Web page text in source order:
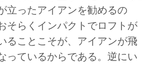
立ったアイアンを勧めるの
らくインパクトでロフトが
ることこそが、アイアンが飛
っているからである。逆にい